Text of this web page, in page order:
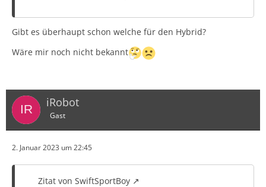
Gibt es überhaupt schon welche für den Hybrid?
Wäre mir noch nicht bekannt
iRobot
Gast
2. Januar 2023 um 22:45
Zitat von SwiftSportBoy